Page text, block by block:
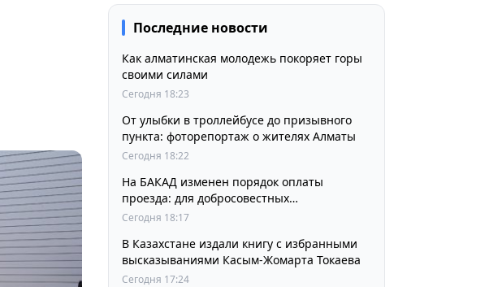
Последние новости
Как алматинская молодежь покоряет горы
своими силами
Сегодня 18:23
От улыбки в троллейбусе до призывного
пункта: фоторепортаж о жителях Алматы
Сегодня 18:22
На БАКАД изменен порядок оплаты
проезда: для добросовестных
пользователей стоимость остается
Сегодня 18:17
В Казахстане издали книгу с избранными
высказываниями Касым-Жомарта Токаева
Сегодня 17:24